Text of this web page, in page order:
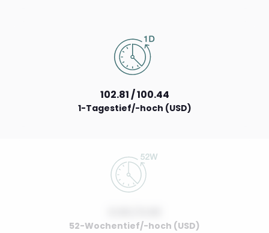
102.81 / 100.44
1-Tagestief/-hoch (USD)
52-Wochentief/-hoch (USD)